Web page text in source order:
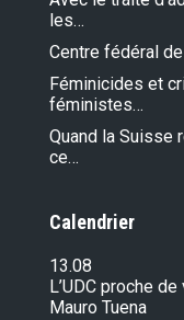
les…
Centre fédéral
Féminicides et
féministes…
Quand la Suisse
ce…
Calendrier
13.08
L’UDC proche
Mauro Tuena